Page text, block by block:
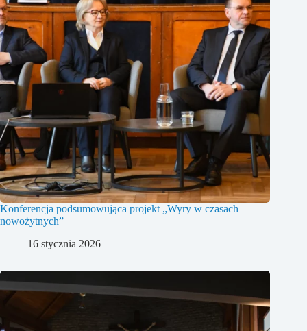
Konferencja podsumowująca projekt „Wyry w czasach
nowożytnych”
16 stycznia 2026